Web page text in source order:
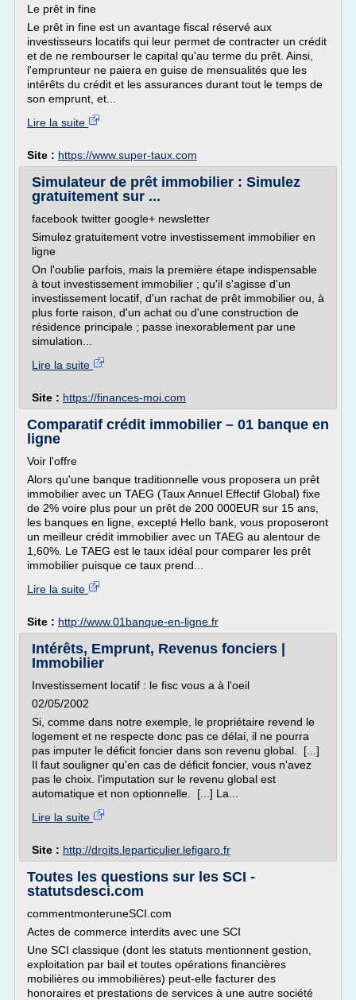
Le prêt in fine
Le prêt in fine est un avantage fiscal réservé aux
investisseurs locatifs qui leur permet de contracter un crédit
et de ne rembourser le capital qu'au terme du prêt. Ainsi,
l'emprunteur ne paiera en guise de mensualités que les
intérêts du crédit et les assurances durant tout le temps de
son emprunt, et...
Lire la suite
Site : https://www.super-taux.com
Simulateur de prêt immobilier : Simulez
gratuitement sur ...
facebook twitter google+ newsletter
Simulez gratuitement votre investissement immobilier en
ligne
On l'oublie parfois, mais la première étape indispensable
à tout investissement immobilier ; qu'il s'agisse d'un
investissement locatif, d'un rachat de prêt immobilier ou, à
plus forte raison, d'un achat ou d'une construction de
résidence principale ; passe inexorablement par une
simulation...
Lire la suite
Site : https://finances-moi.com
Comparatif crédit immobilier – 01 banque en
ligne
Voir l'offre
Alors qu'une banque traditionnelle vous proposera un prêt
immobilier avec un TAEG (Taux Annuel Effectif Global) fixe
de 2% voire plus pour un prêt de 200 000EUR sur 15 ans,
les banques en ligne, excepté Hello bank, vous proposeront
un meilleur crédit immobilier avec un TAEG au alentour de
1,60%. Le TAEG est le taux idéal pour comparer les prêt
immobilier puisque ce taux prend...
Lire la suite
Site : http://www.01banque-en-ligne.fr
Intérêts, Emprunt, Revenus fonciers |
Immobilier
Investissement locatif : le fisc vous a à l'oeil
02/05/2002
Si, comme dans notre exemple, le propriétaire revend le
logement et ne respecte donc pas ce délai, il ne pourra
pas imputer le déficit foncier dans son revenu global. [...]
Il faut souligner qu'en cas de déficit foncier, vous n'avez
pas le choix. l'imputation sur le revenu global est
automatique et non optionnelle. [...] La...
Lire la suite
Site : http://droits.leparticulier.lefigaro.fr
Toutes les questions sur les SCI -
statutsdesci.com
commentmonteruneSCI.com
Actes de commerce interdits avec une SCI
Une SCI classique (dont les statuts mentionnent gestion,
exploitation par bail et toutes opérations financières
mobilières ou immobilières) peut-elle facturer des
honoraires et prestations de services à une autre société